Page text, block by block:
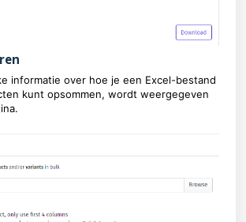
informatie over hoe je een Excel-bestand
kunt opsommen, wordt weergegeven